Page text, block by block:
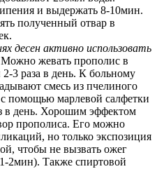
и выдержать 8-10мин.
полученный отвар в
десен активно использовать
жевать прополис в
3 раза в день. К больному
смесь из пчелиного
помощью марлевой салфетки
в день. Хорошим эффектом
прополиса. Его можно
но только экспозиция
чтобы не вызвать ожег
2мин). Также спиртовой